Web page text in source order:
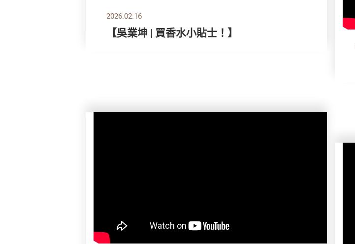
2026.02.16
【吳業坤 | 買香水小貼士！】